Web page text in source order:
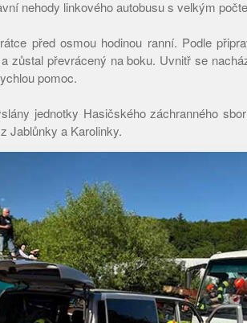
nehody linkového autobusu s velkým
před osmou hodinou ranní. Podle
zůstal převrácený na boku. Uvnitř se
pomoc.
jednotky Hasičského záchranného
Jablůnky a Karolinky.